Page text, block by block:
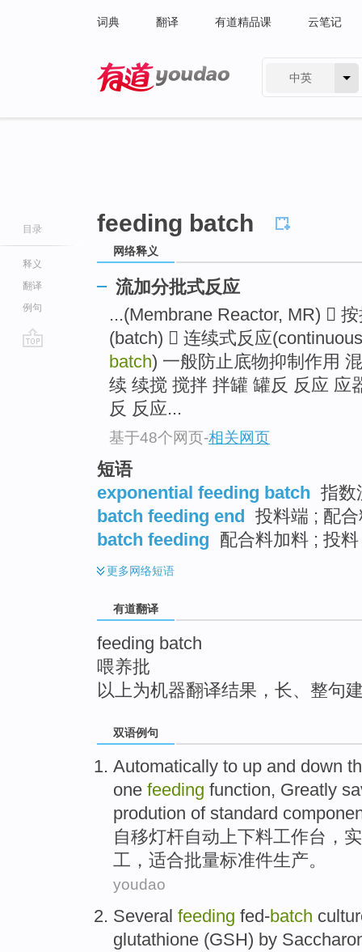
词典 翻译 有道精品课 云笔记
中英
目录
释义
翻译
例句
feeding batch
网络释义
流加分批式反应
...(Membrane Reactor, MR) 
(batch)  连续式反应
batch) 一般防止底物抑制作用
续 续搅 搅拌 拌罐 罐反 反应 应
反 反应...
基于48个网页-相关网页
短语
exponential feeding batch 指数
batch feeding end 投料端 ; 配
batch feeding 配合料加料 ; 投料
更多网络短语
有道翻译
feeding batch
喂养批
以上为机器翻译结果，长、整句
双语例句
Automatically to up and down
one feeding function, Greatly
prodution of standard
自移灯杆自动上下料工作台 ，
工 ， 适合批量标准件生产。
youdao
Several feeding fed-batch
glutathione (GSH) by